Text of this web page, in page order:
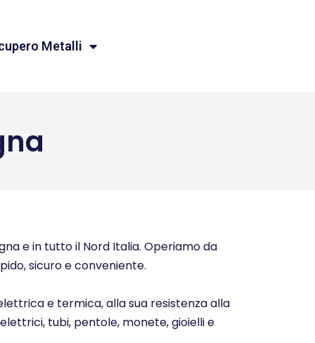
Metalli
e in tutto il Nord Italia. Operiamo da
sicuro e conveniente.
e termica, alla sua resistenza alla
tubi, pentole, monete, gioielli e